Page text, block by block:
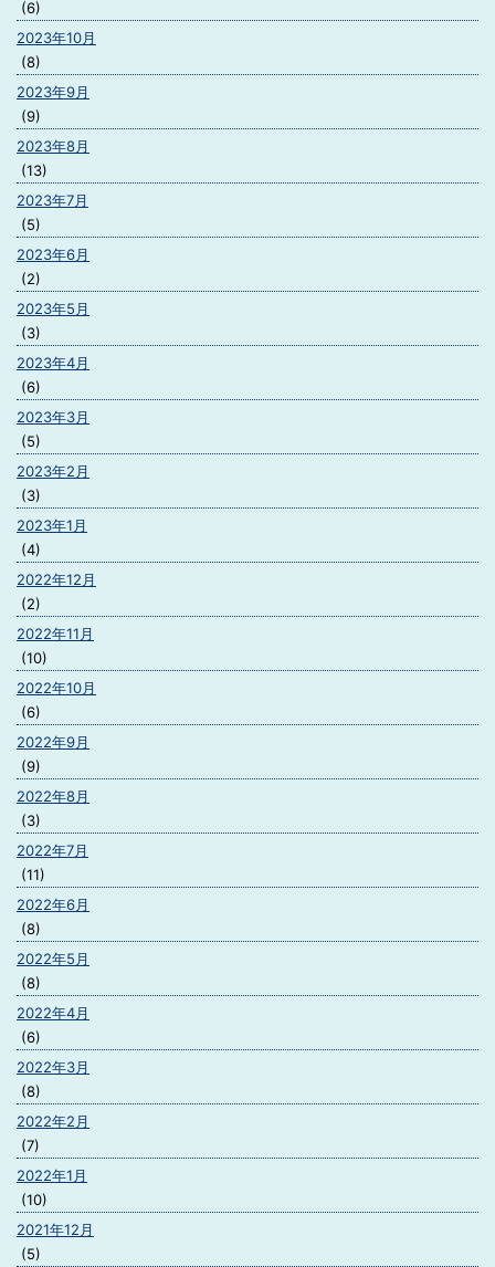
(6)
2023年10月
(8)
2023年9月
(9)
2023年8月
(13)
2023年7月
(5)
2023年6月
(2)
2023年5月
(3)
2023年4月
(6)
2023年3月
(5)
2023年2月
(3)
2023年1月
(4)
2022年12月
(2)
2022年11月
(10)
2022年10月
(6)
2022年9月
(9)
2022年8月
(3)
2022年7月
(11)
2022年6月
(8)
2022年5月
(8)
2022年4月
(6)
2022年3月
(8)
2022年2月
(7)
2022年1月
(10)
2021年12月
(5)